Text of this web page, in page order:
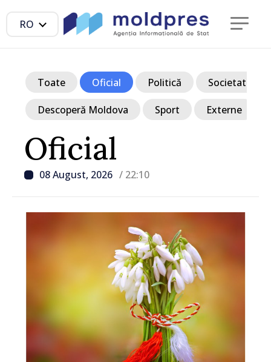
RO
Oficial
08 August, 2026 / 22:10
Toate Oficial Politică Societate
Descoperă Moldova Sport Externe